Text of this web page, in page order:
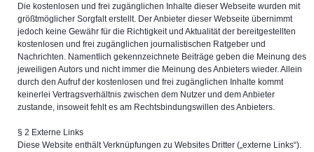
Die kostenlosen und frei zugänglichen Inhalte dieser Webseite wurden mit
größtmöglicher Sorgfalt erstellt. Der Anbieter dieser Webseite übernimmt
jedoch keine Gewähr für die Richtigkeit und Aktualität der bereitgestellten
kostenlosen und frei zugänglichen journalistischen Ratgeber und
Nachrichten. Namentlich gekennzeichnete Beiträge geben die Meinung des
jeweiligen Autors und nicht immer die Meinung des Anbieters wieder. Allein
durch den Aufruf der kostenlosen und frei zugänglichen Inhalte kommt
keinerlei Vertragsverhältnis zwischen dem Nutzer und dem Anbieter
zustande, insoweit fehlt es am Rechtsbindungswillen des Anbieters.
§ 2 Externe Links
Diese Website enthält Verknüpfungen zu Websites Dritter („externe Links“).